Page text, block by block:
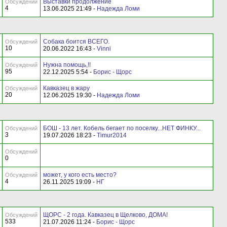
Обсуждений
4
Выставки продолжение
13.06.2025 21:49 - Надежда Ломи
Обсуждений
10
Собака боится ВСЕГО.
20.06.2022 16:43 - Vinni
Обсуждений
95
Нужна помощь,!!
22.12.2025 5:54 - Борис - Щорс
Обсуждений
20
Кавказец в жару
12.06.2025 19:30 - Надежда Ломи
Обсуждений
3
БОШ - 13 лет. Кобель бегает по поселку...НЕТ ФИНКУ...
19.07.2026 18:23 - Timur2014
Обсуждений
0
Обсуждений
4
может, у кого есть место?
26.11.2025 19:09 - НГ
Обсуждений
533
ЩОРС - 2 года. Кавказец в Щелково, ДОМА!
21.07.2026 11:24 - Борис - Щорс